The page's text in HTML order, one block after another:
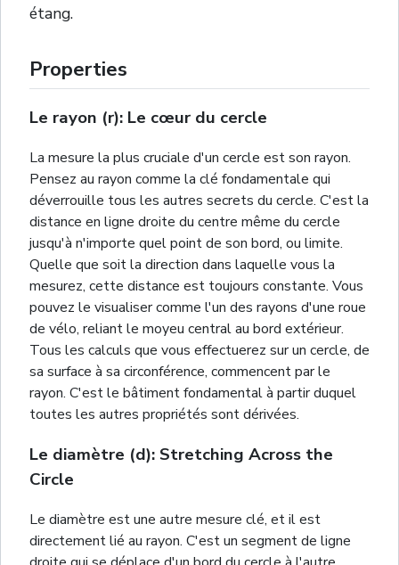
étang.
Properties
Le rayon (r): Le cœur du cercle
La mesure la plus cruciale d'un cercle est son rayon.
Pensez au rayon comme la clé fondamentale qui
déverrouille tous les autres secrets du cercle. C'est la
distance en ligne droite du centre même du cercle
jusqu'à n'importe quel point de son bord, ou limite.
Quelle que soit la direction dans laquelle vous la
mesurez, cette distance est toujours constante. Vous
pouvez le visualiser comme l'un des rayons d'une roue
de vélo, reliant le moyeu central au bord extérieur.
Tous les calculs que vous effectuerez sur un cercle, de
sa surface à sa circonférence, commencent par le
rayon. C'est le bâtiment fondamental à partir duquel
toutes les autres propriétés sont dérivées.
Le diamètre (d): Stretching Across the
Circle
Le diamètre est une autre mesure clé, et il est
directement lié au rayon. C'est un segment de ligne